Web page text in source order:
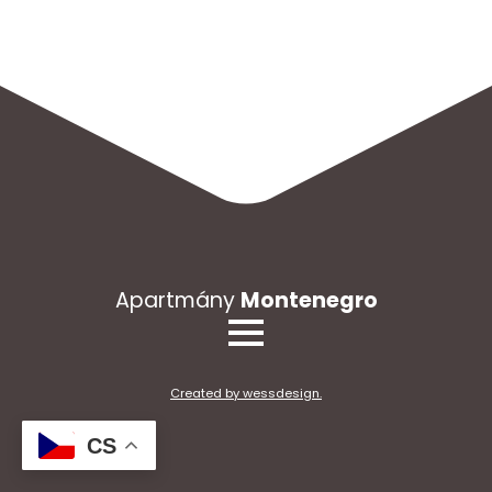
Apartmány Montenegro
Created by wessdesign.
CS